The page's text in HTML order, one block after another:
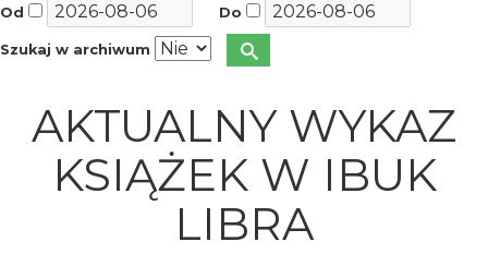
Od Do
Szukaj w archiwum
AKTUALNY WYKAZ
KSIĄŻEK W IBUK
LIBRA